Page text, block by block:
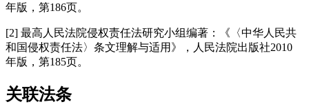
年版，第186页。
[2] 最高人民法院侵权责任法研究小组编著：《〈中华人民共
和国侵权责任法〉条文理解与适用》，人民法院出版社2010
年版，第185页。
关联法条